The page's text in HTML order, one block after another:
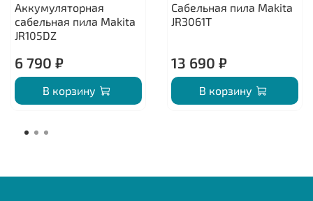
Аккумуляторная
сабельная пила Makita
JR105DZ
6 790 ₽
В корзину
Сабельная пила Makita
JR3061T
13 690 ₽
В корзину